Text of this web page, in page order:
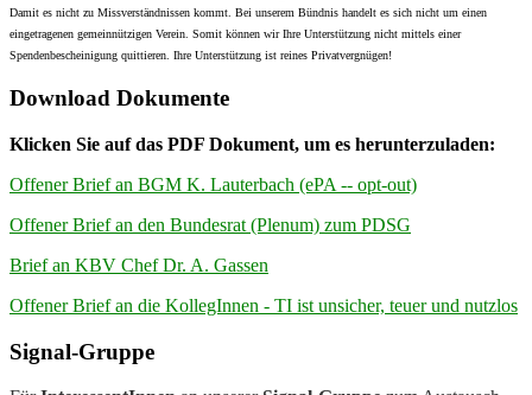
Damit es nicht zu Missverständnissen kommt. Bei unserem Bündnis handelt es sich nicht um einen
eingetragenen gemeinnützigen Verein. Somit können wir Ihre Unterstützung nicht mittels einer
Spendenbescheinigung quittieren. Ihre Unterstützung ist reines Privatvergnügen!
Download Dokumente
Klicken Sie auf das PDF Dokument, um es herunterzuladen:
Offener Brief an BGM K. Lauterbach (ePA -- opt-out)
Offener Brief an den Bundesrat (Plenum) zum PDSG
Brief an KBV Chef Dr. A. Gassen
Offener Brief an die KollegInnen - TI ist unsicher, teuer und nutzlos
Signal-Gruppe